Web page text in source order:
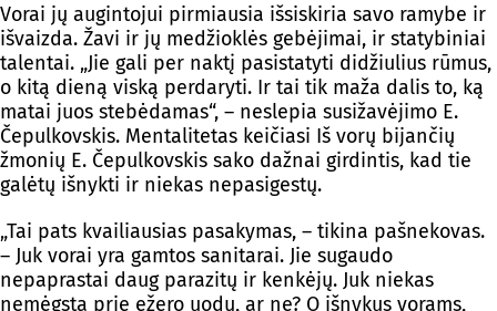
Vorai jų augintojui pirmiausia išsiskiria savo ramybe ir
išvaizda. Žavi ir jų medžioklės gebėjimai, ir statybiniai
talentai. „Jie gali per naktį pasistatyti didžiulius rūmus,
o kitą dieną viską perdaryti. Ir tai tik maža dalis to, ką
matai juos stebėdamas“, – neslepia susižavėjimo E.
Čepulkovskis. Mentalitetas keičiasi Iš vorų bijančių
žmonių E. Čepulkovskis sako dažnai girdintis, kad tie
galėtų išnykti ir niekas nepasigestų.
„Tai pats kvailiausias pasakymas, – tikina pašnekovas.
– Juk vorai yra gamtos sanitarai. Jie sugaudo
nepaprastai daug parazitų ir kenkėjų. Juk niekas
nemėgsta prie ežero uodų, ar ne? O išnykus vorams,